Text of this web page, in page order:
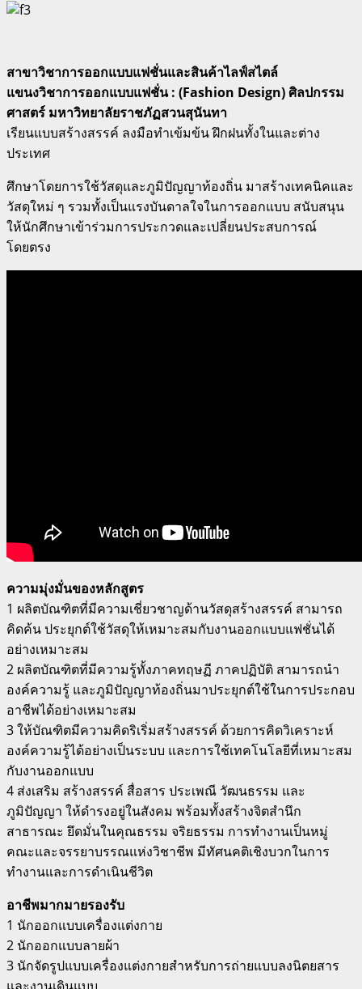
สาขาวิชาการออกแบบแฟชั่นและสินค้าไลฟ์สไตล์
แขนงวิชาการออกแบบแฟชั่น : (Fashion Design) ศิลปกรรม
ศาสตร์ มหาวิทยาลัยราชภัฏสวนสุนันทา
เรียนแบบสร้างสรรค์ ลงมือทำเข้มข้น ฝึกฝนทั้งในและต่าง
ประเทศ
ศึกษาโดยการใช้วัสดุและภูมิปัญญาท้องถิ่น มาสร้างเทคนิคและ
วัสดุใหม่ ๆ รวมทั้งเป็นแรงบันดาลใจในการออกแบบ สนับสนุน
ให้นักศึกษาเข้าร่วมการประกวดและเปลี่ยนประสบการณ์
โดยตรง
ความมุ่งมั่นของหลักสูตร
1 ผลิตบัณฑิตที่มีความเชี่ยวชาญด้านวัสดุสร้างสรรค์ สามารถ
คิดค้น ประยุกต์ใช้วัสดุให้เหมาะสมกับงานออกแบบแฟชั่นได้
อย่างเหมาะสม
2 ผลิตบัณฑิตที่มีความรู้ทั้งภาคทฤษฏี ภาคปฏิบัติ สามารถนำ
องค์ความรู้ และภูมิปัญญาท้องถิ่นมาประยุกต์ใช้ในการประกอบ
อาชีพได้อย่างเหมาะสม
3 ให้บัณฑิตมีความคิดริเริ่มสร้างสรรค์ ด้วยการคิดวิเคราะห์
องค์ความรู้ได้อย่างเป็นระบบ และการใช้เทคโนโลยีที่เหมาะสม
กับงานออกแบบ
4 ส่งเสริม สร้างสรรค์ สื่อสาร ประเพณี วัฒนธรรม และ
ภูมิปัญญา ให้ดำรงอยู่ในสังคม พร้อมทั้งสร้างจิตสำนึก
สาธารณะ ยึดมั่นในคุณธรรม จริยธรรม การทำงานเป็นหมู่
คณะและจรรยาบรรณแห่งวิชาชีพ มีทัศนคติเชิงบวกในการ
ทำงานและการดำเนินชีวิต
อาชีพมากมายรองรับ
1 นักออกแบบเครื่องแต่งกาย
2 นักออกแบบลายผ้า
3 นักจัดรูปแบบเครื่องแต่งกายสำหรับการถ่ายแบบลงนิตยสาร